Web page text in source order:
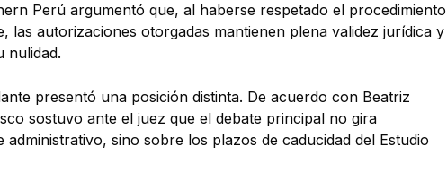
Perú argumentó que, al haberse respetado el procedimiento
las autorizaciones otorgadas mantienen plena validez jurídica y
nulidad.
presentó una posición distinta. De acuerdo con Beatriz
sostuvo ante el juez que el debate principal no gira
sino sobre los plazos de caducidad del Estudio